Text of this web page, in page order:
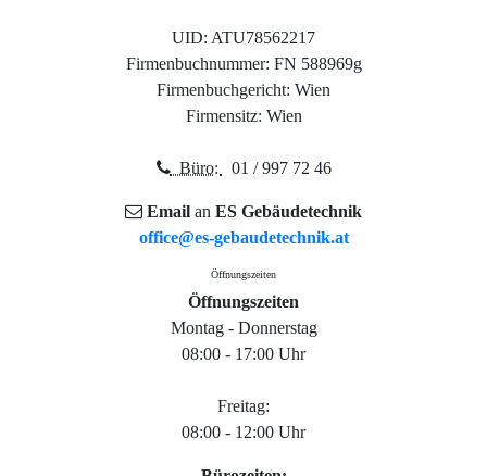
UID: ATU78562217
Firmenbuchnummer: FN 588969g
Firmenbuchgericht: Wien
Firmensitz: Wien
Büro: 01 / 997 72 46
Email an ES Gebäudetechnik
office@es-gebaudetechnik.at
Öffnungszeiten
Öffnungszeiten
Montag - Donnerstag
08:00 - 17:00 Uhr
Freitag:
08:00 - 12:00 Uhr